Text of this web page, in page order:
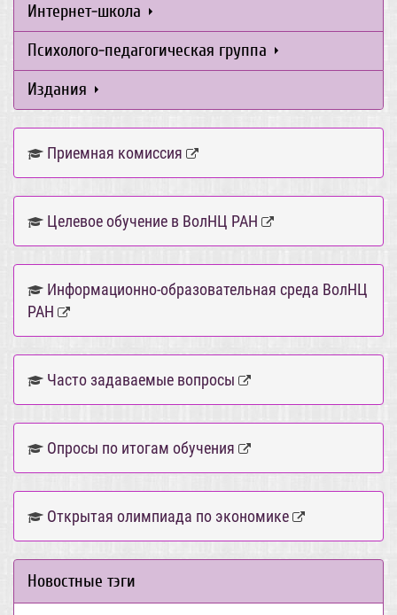
Интернет-школа
Психолого-педагогическая группа
Издания
Приемная комиссия
Целевое обучение в ВолНЦ РАН
Информационно-образовательная среда ВолНЦ
РАН
Часто задаваемые вопросы
Опросы по итогам обучения
Открытая олимпиада по экономике
Новостные тэги